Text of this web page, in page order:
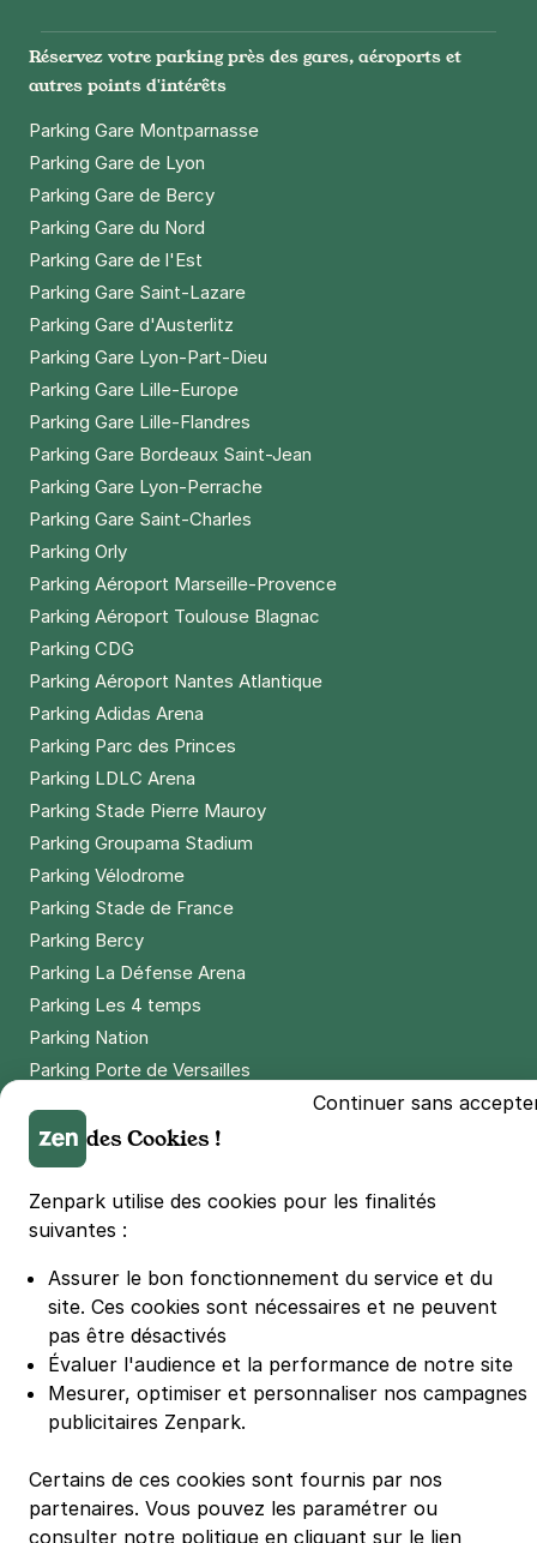
Réservez votre parking près des gares, aéroports et
autres points d'intérêts
Parking Gare Montparnasse
Parking Gare de Lyon
Parking Gare de Bercy
Parking Gare du Nord
Parking Gare de l'Est
Parking Gare Saint-Lazare
Parking Gare d'Austerlitz
Parking Gare Lyon-Part-Dieu
Parking Gare Lille-Europe
Parking Gare Lille-Flandres
Parking Gare Bordeaux Saint-Jean
Parking Gare Lyon-Perrache
Parking Gare Saint-Charles
Parking Orly
Parking Aéroport Marseille-Provence
Parking Aéroport Toulouse Blagnac
Parking CDG
Parking Aéroport Nantes Atlantique
Parking Adidas Arena
Parking Parc des Princes
Parking LDLC Arena
Parking Stade Pierre Mauroy
Parking Groupama Stadium
Parking Vélodrome
Parking Stade de France
Parking Bercy
Parking La Défense Arena
Parking Les 4 temps
Parking Nation
Parking Porte de Versailles
Parking Euralille
Parking Casino Barrière Lille
#SeDéplacerMoinsPolluer
© Zenpark 2012 - 2026 - Tous droits réservés - Fabriqué avec soin à
Rennes et Paris
Continuer sans
des Cookies !
Zenpark utilise des cookies pour les finalités
suivantes :
Assurer le bon fonctionnement du service et du
site. Ces cookies sont nécessaires et ne peuvent
pas être désactivés
Évaluer l'audience et la performance de notre site
Mesurer, optimiser et personnaliser nos campagnes
publicitaires Zenpark.
Certains de ces cookies sont fournis par nos
partenaires. Vous pouvez les paramétrer ou
consulter notre politique en cliquant sur le lien